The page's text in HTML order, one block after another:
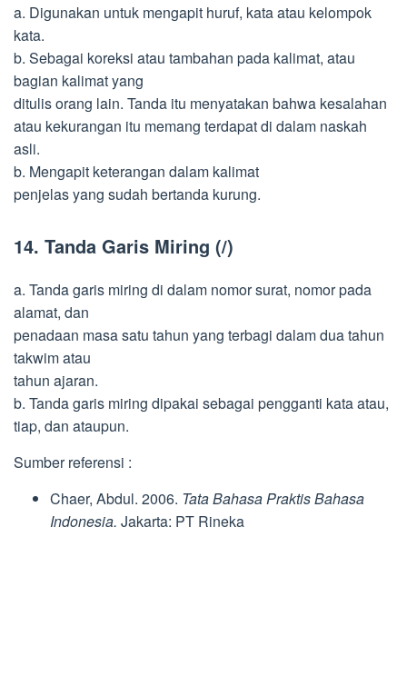
a. Digunakan untuk mengapit huruf, kata atau kelompok
kata.
b. Sebagai koreksi atau tambahan pada kalimat, atau
bagian kalimat yang
ditulis orang lain. Tanda itu menyatakan bahwa kesalahan
atau kekurangan itu memang terdapat di dalam naskah
asli.
b. Mengapit keterangan dalam kalimat
penjelas yang sudah bertanda kurung.
14. Tanda Garis Miring (/)
a. Tanda garis miring di dalam nomor surat, nomor pada
alamat, dan
penadaan masa satu tahun yang terbagi dalam dua tahun
takwim atau
tahun ajaran.
b. Tanda garis miring dipakai sebagai pengganti kata atau,
tiap, dan ataupun.
Sumber referensi :
Chaer, Abdul. 2006. Tata Bahasa Praktis Bahasa
Indonesia. Jakarta: PT Rineka